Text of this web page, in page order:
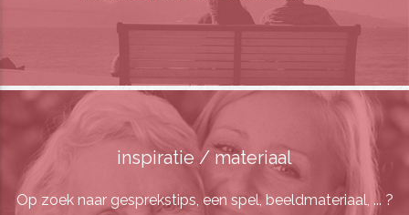
inspiratie / materiaal
Op zoek naar gesprekstips, een spel, beeldmateriaal, ... ?